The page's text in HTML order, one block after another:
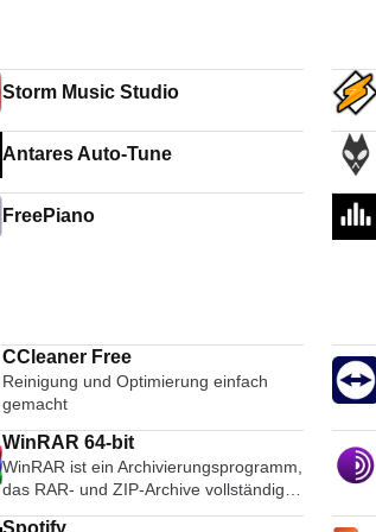
Storm Music Studio
Antares Auto-Tune
FreePiano
CCleaner Free
Reinigung und Optimierung einfach
gemacht
WinRAR 64-bit
WinRAR ist ein Archivierungsprogramm,
das RAR- und ZIP-Archive vollständig
unterstützt und in der Lage ist, CAB-,
Spotify